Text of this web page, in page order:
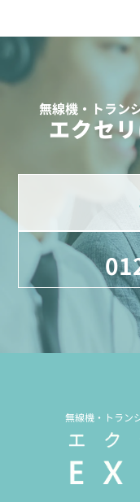
無線機・トラン
エクセ
無線機・トラン